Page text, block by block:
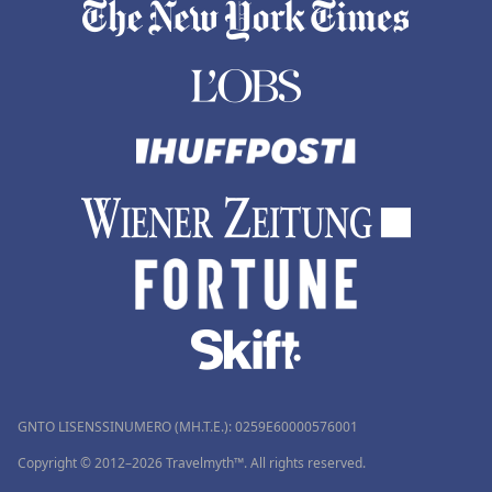
GNTO LISENSSINUMERO (MH.T.E.): 0259Ε60000576001
Copyright © 2012–2026 Travelmyth™. All rights reserved.